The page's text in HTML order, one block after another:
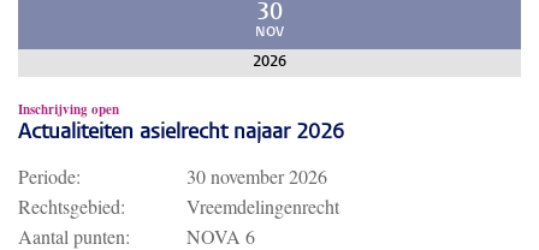
30
NOV
2026
Inschrijving open
Actualiteiten asielrecht najaar 2026
Periode:
30 november 2026
Rechtsgebied:
Vreemdelingenrecht
Aantal punten:
NOVA 6